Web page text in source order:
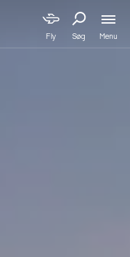
Fly Søg Menu